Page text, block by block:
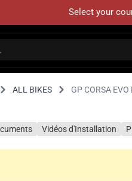
Select your
ALL BIKES GP CORSA
Vidéos d'Installation